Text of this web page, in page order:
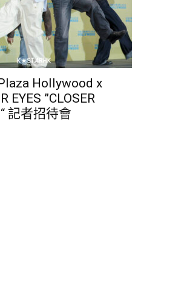
Hollywood x
EYES ”CLOSER
記者招待會